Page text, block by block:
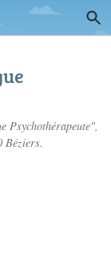
Psychothérapeute",
Béziers.